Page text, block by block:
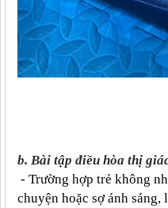
b. Bài tập điều hòa thị
- Trường hợp trẻ không
chuyện hoặc sợ ánh